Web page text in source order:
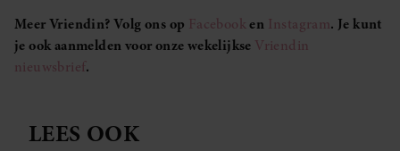
Meer Vriendin? Volg ons op Facebooken Instagram. Je kunt
je ook aanmelden voor onze wekelijkse Vriendin
nieuwsbrief.
LEES OOK